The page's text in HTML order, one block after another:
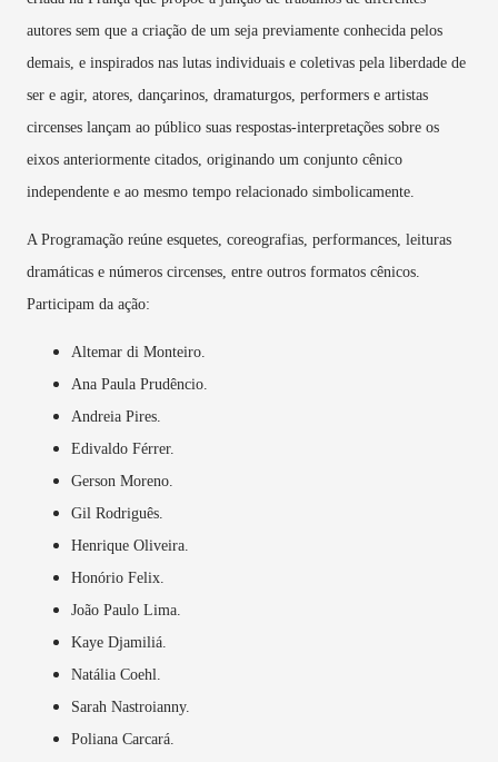
autores sem que a criação de um seja previamente conhecida pelos
demais, e inspirados nas lutas individuais e coletivas pela liberdade de
ser e agir, atores, dançarinos, dramaturgos, performers e artistas
circenses lançam ao público suas respostas-interpretações sobre os
eixos anteriormente citados, originando um conjunto cênico
independente e ao mesmo tempo relacionado simbolicamente.
A Programação reúne esquetes, coreografias, performances, leituras
dramáticas e números circenses, entre outros formatos cênicos.
Participam da ação:
Altemar di Monteiro.
Ana Paula Prudêncio.
Andreia Pires.
Edivaldo Férrer.
Gerson Moreno.
Gil Rodriguês.
Henrique Oliveira.
Honório Felix.
João Paulo Lima.
Kaye Djamiliá.
Natália Coehl.
Sarah Nastroianny.
Poliana Carcará.